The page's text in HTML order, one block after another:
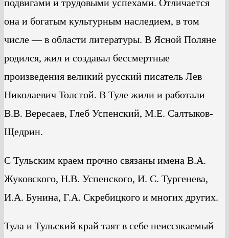
подвигами и трудовыми успехами. Отличается
она и богатым культурным наследием, в том
числе — в области литературы. В Ясной Поляне
родился, жил и создавал бессмертные
произведения великий русский писатель Лев
Николаевич Толстой. В Туле жили и работали
В.В. Вересаев, Глеб Успенский, М.Е. Салтыков-
Щедрин.
С Тульским краем прочно связаны имена В.А.
Жуковского, Н.В. Успенского, И. С. Тургенева,
И.А. Бунина, Г.А. Скребицкого и многих других.
Тула и Тульский край таят в себе неиссякаемый